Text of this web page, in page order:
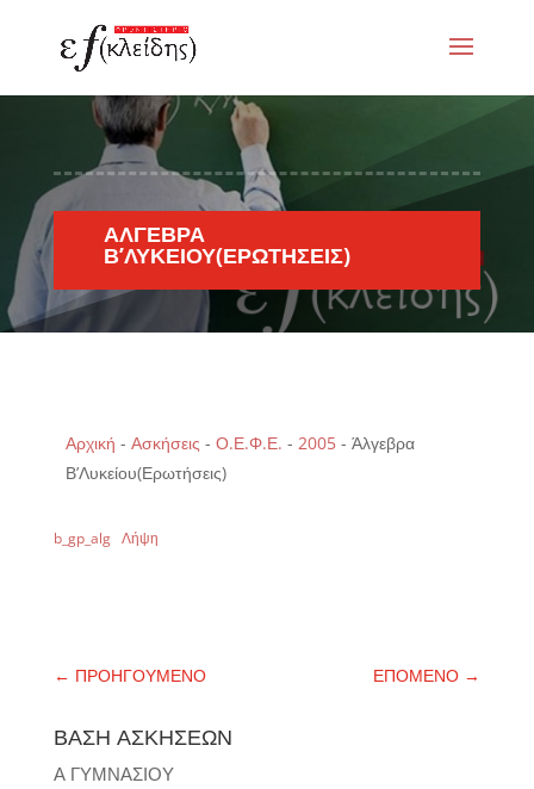
ΆΛΓΕΒΡΑ
Β’ΛΥΚΕΊΟΥ(ΕΡΩΤΉΣΕΙΣ)
Αρχική - Ασκήσεις - Ο.Ε.Φ.Ε. - 2005- Άλγεβρα
Β’Λυκείου(Ερωτήσεις)
b_gp_alg Λήψη
← ΠΡΟΗΓΟΥΜΕΝΟ ΕΠΟΜΕΝΟ →
ΒΑΣΗ ΑΣΚΗΣΕΩΝ
Α ΓΥΜΝΑΣΙΟΥ